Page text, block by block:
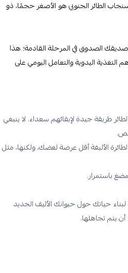
الطائر الجنوبي هو الأصغر حجمًا، ذو
الصدوق في المرحلة القادمة؛ هذا
التغذية اليدوية والتعامل اليومي على
طريقة جيدة لإبقائهم سعداء. لا ينبغي
الأليفة أقل عرضة لعضك، ولكنها، مثل
باستمرار.
حياتك حول حيوانك الأليف الجديد
أن يتم تجاهلها.